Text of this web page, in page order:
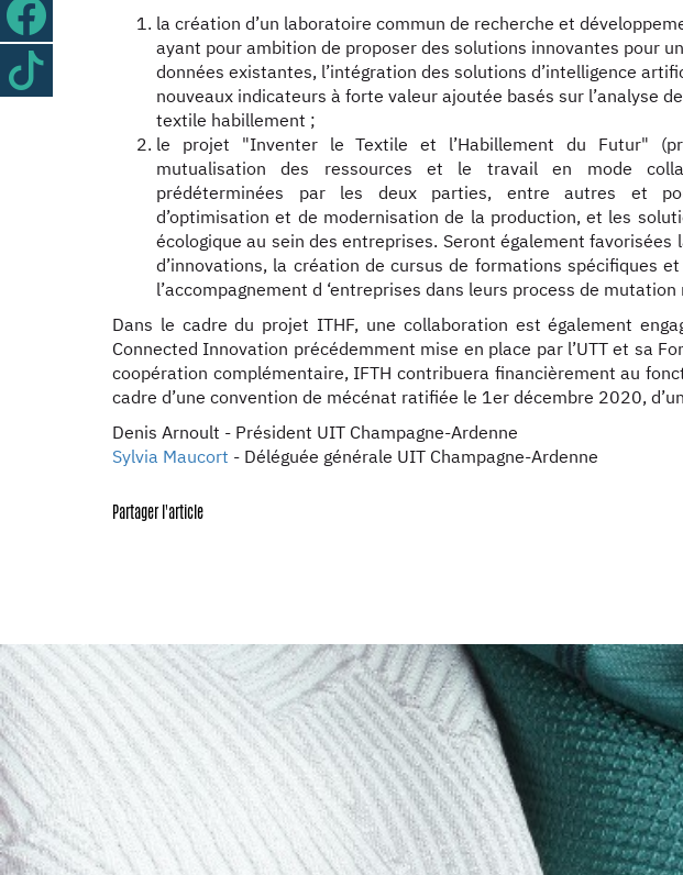
la création d’un laboratoire commun de recherche et
ayant pour ambition de proposer des solutions innovantes pour
données existantes, l’intégration des solutions d’intelligence
nouveaux indicateurs à forte valeur ajoutée basés sur l’analyse
textile habillement ;
le projet "Inventer le Textile et l’Habillement du Futur"
mutualisation des ressources et le travail en mode
prédéterminées par les deux parties, entre autres et
d’optimisation et de modernisation de la production, et les
écologique au sein des entreprises. Seront également favorisées
d’innovations, la création de cursus de formations spécifiques
l’accompagnement d ‘entreprises dans leurs process de
Dans le cadre du projet ITHF, une collaboration est également
Connected Innovation précédemment mise en place par l’UTT et sa
coopération complémentaire, IFTH contribuera financièrement au
cadre d’une convention de mécénat ratifiée le 1er décembre 2020,
Denis Arnoult - Président UIT Champagne-Ardenne
Sylvia Maucort - Déléguée générale UIT Champagne-Ardenne
Partager l'article